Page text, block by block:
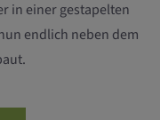
in einer gestapelten
endlich neben dem